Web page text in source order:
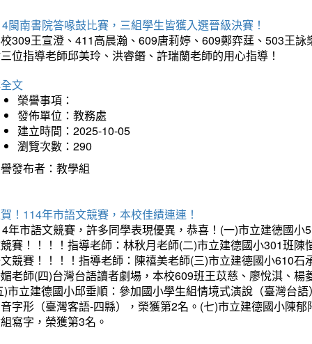
閩南書院答喙鼓比賽，三組學生皆獲入選晉級決賽！
309王宣澄、411高晨瀚、609唐莉婷、609鄭弈莛、503王
位指導老師邱美玲、洪睿鍲、許瑞蘭老師的用心指導！
文
榮譽事項：
發佈單位：教務處
建立時間：2025-10-05
瀏覽次數：290
發布者：教學組
！114年市語文競賽，本校佳績連連！
年市語文競賽，許多同學表現優異，恭喜！(一)市立建德國
賽！！！！指導老師：林秋月老師(二)市立建德國小301班
競賽！！！！指導老師：陳禧美老師(三)市立建德國小610
老師(四)台灣台語讀者劇場，本校609班王苡慈、廖悅淇、
)市立建德國小邱垂順：參加國小學生組情境式演說（臺灣台
字形（臺灣客語-四縣），榮獲第2名。(七)市立建德國小陳
寫字，榮獲第3名。